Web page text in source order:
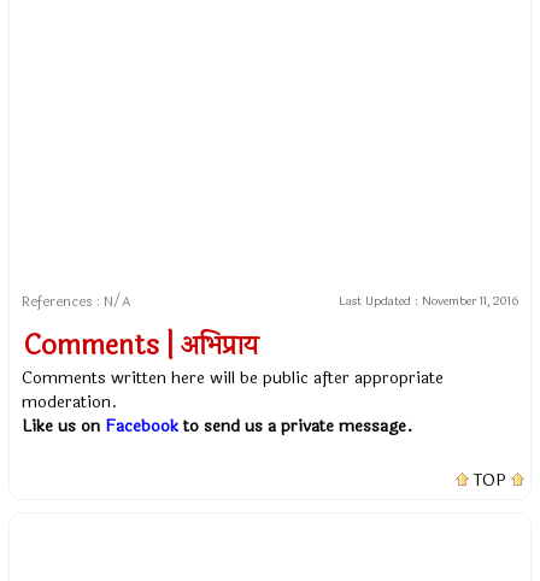
References : N/A Last Updated : November 11, 2016
Comments | अभिप्राय
Comments written here will be public after appropriate
moderation.
Like us on Facebookto send us a private message.
TOP